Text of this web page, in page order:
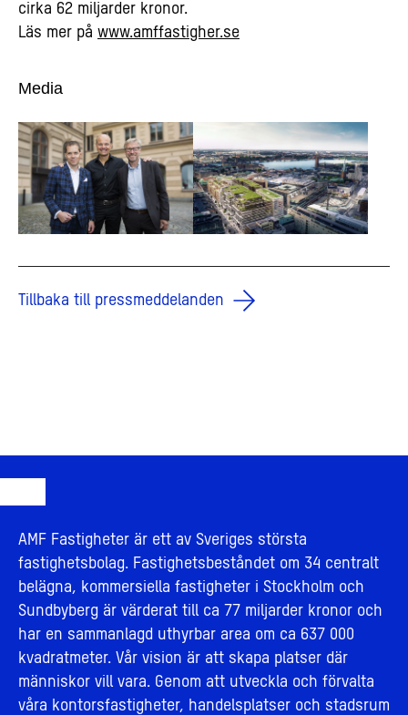
cirka 62 miljarder kronor.
Läs mer på www.amffastigher.se
Media
Tillbaka till pressmeddelanden
AMF Fastigheter är ett av Sveriges största
fastighetsbolag. Fastighetsbeståndet om 34 centralt
belägna, kommersiella fastigheter i Stockholm och
Sundbyberg är värderat till ca 77 miljarder kronor och
har en sammanlagd uthyrbar area om ca 637 000
kvadratmeter. Vår vision är att skapa platser där
människor vill vara. Genom att utveckla och förvalta
våra kontorsfastigheter, handelsplatser och stadsrum